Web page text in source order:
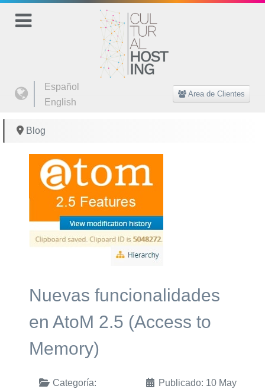
Seleccione su idioma
Español
English
Area de Clientes
Blog
Nuevas funcionalidades
en AtoM 2.5 (Access to
Memory)
Categoría:
Publicado: 10 May